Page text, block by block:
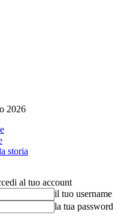
2026
storia
al tuo account
il tuo username
la tua password